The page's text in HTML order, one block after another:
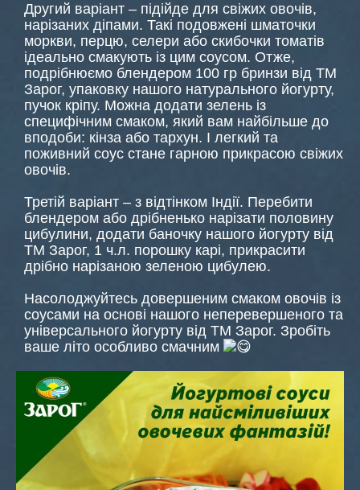
Другий варіант – підійде для свіжих овочів,
нарізаних діпами. Такі подовжені шматочки
моркви, перцю, селери або скибочки томатів
ідеально смакують із цим соусом. Отже,
подрібнюємо блендером 100 гр бринзи від ТМ
Зарог, упаковку нашого натурального йогурту,
пучок кріпу. Можна додати зелень із
специфічним смаком, який вам найбільше до
вподоби: кінза або тархун. І легкий та
поживний соус стане гарною прикрасою свіжих
овочів.
Третій варіант – з відтінком Індії. Перебити
блендером або дрібненько нарізати половину
цибулини, додати баночку нашого йогурту від
ТМ Зарог, 1 ч.л. порошку карі, прикрасити
дрібно нарізаною зеленою цибулею.
Насолоджуйтесь довершеним смаком овочів із
соусами на основі нашого неперевершеного та
універсального йогурту від ТМ Зарог. Зробіть
ваше літо особливо смачним